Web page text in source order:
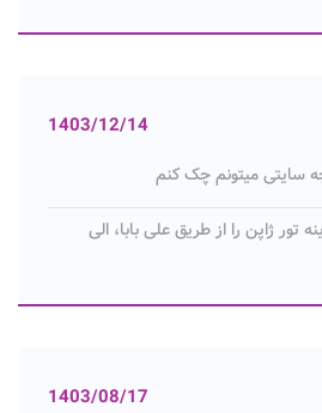
1403/12/14
سایتی میتونم چک کنم
تور ژاپن را از طریق علی بابا، الی
1403/08/17